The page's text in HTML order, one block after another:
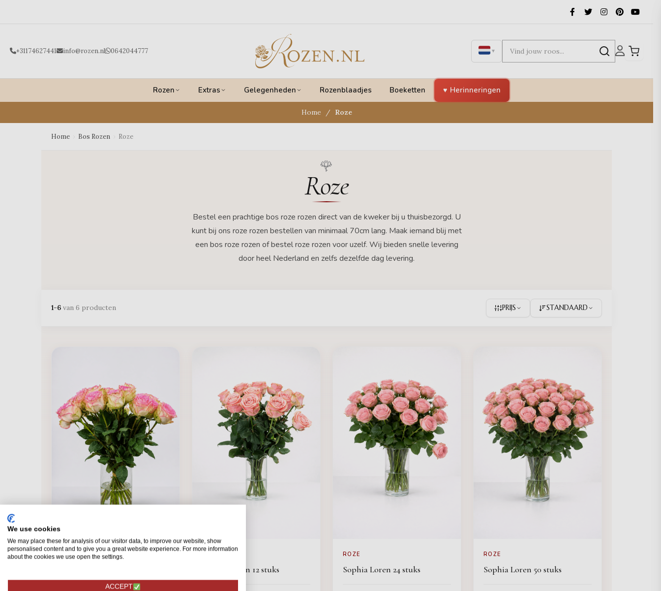
+31174627441 info@rozen.nl 0642044777 ▼
Rozen Extras Gelegenheden Rozenblaadjes Boeketten Herinneringen
Home Roze
Home Bos Rozen Roze
Roze
Bestel een prachtige bos roze rozen direct van de kweker bij u thuisbezorgd. U
kunt bij ons roze rozen bestellen van minimaal 70cm lang. Maak iemand blij met
een bos roze rozen of bestel roze rozen voor uzelf. Wij bieden snelle levering
door heel Nederland en zelfs dezelfde dag levering.
1-6 van 6 producten PRIJS STANDAARD
ROZE
Sophia Loren 12 stuks
ROZE
Sophia Loren 24 stuks
ROZE
Sophia Loren 50 stuks
We use cookies
We may place these for analysis of our visitor data, to improve our website, show
personalised content and to give you a great website experience. For more information
about the cookies we use open the settings.
ACCEPT